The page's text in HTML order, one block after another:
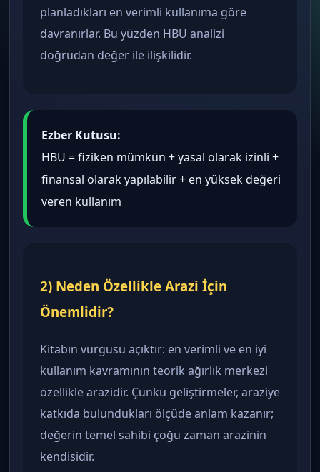
planladıkları en verimli kullanıma göre
davranırlar. Bu yüzden HBU analizi
doğrudan değer ile ilişkilidir.
Ezber Kutusu:
HBU = fiziken mümkün + yasal olarak izinli +
finansal olarak yapılabilir + en yüksek değeri
veren kullanım
2) Neden Özellikle Arazi İçin
Önemlidir?
Kitabın vurgusu açıktır: en verimli ve en iyi
kullanım kavramının teorik ağırlık merkezi
özellikle arazidir. Çünkü geliştirmeler, araziye
katkıda bulundukları ölçüde anlam kazanır;
değerin temel sahibi çoğu zaman arazinin
kendisidir.